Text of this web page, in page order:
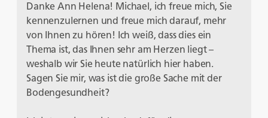
Danke Ann Helena! Michael, ich freue mich, Sie
kennenzulernen und freue mich darauf, mehr
von Ihnen zu hören! Ich weiß, dass dies ein
Thema ist, das Ihnen sehr am Herzen liegt –
weshalb wir Sie heute natürlich hier haben.
Sagen Sie mir, was ist die große Sache mit der
Bodengesundheit?